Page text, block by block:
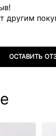
ОСТАВИТЬ